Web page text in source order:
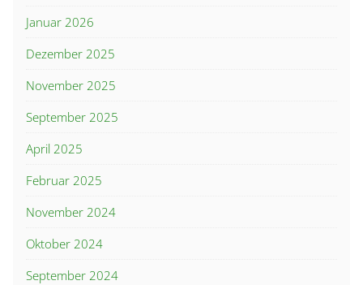
Januar 2026
Dezember 2025
November 2025
September 2025
April 2025
Februar 2025
November 2024
Oktober 2024
September 2024